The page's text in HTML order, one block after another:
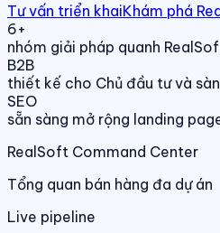
Tư vấn triển khaiKhám phá
6+
nhóm giải pháp quanh
B2B
thiết kế cho Chủ đầu tư và
SEO
sẵn sàng mở rộng landing
RealSoft Command Center
Tổng quan bán hàng đa dự án
Live pipeline